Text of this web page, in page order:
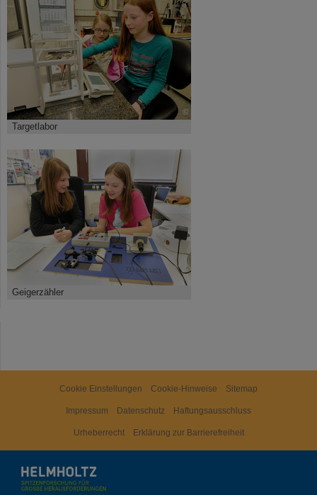
©
Targetlabor
©
Geigerzähler
Cookie Einstellungen Cookie-Hinweise Sitemap
Impressum Datenschutz Haftungsausschluss
Urheberrecht Erklärung zur Barrierefreiheit